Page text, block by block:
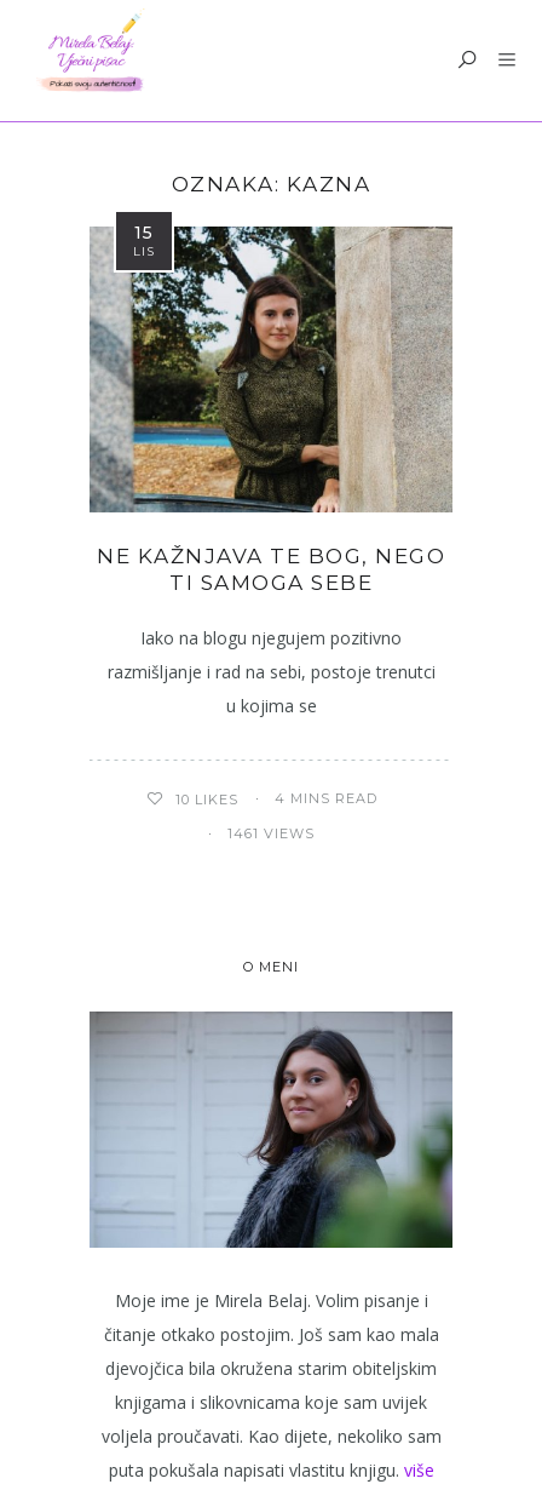
OZNAKA: KAZNA
15
LIS
NE KAŽNJAVA TE BOG, NEGO
TI SAMOGA SEBE
Iako na blogu njegujem pozitivno
razmišljanje i rad na sebi, postoje trenutci
u kojima se
10 LIKES 4 MINS READ
1461 VIEWS
O MENI
Moje ime je Mirela Belaj. Volim pisanje i
čitanje otkako postojim. Još sam kao mala
djevojčica bila okružena starim obiteljskim
knjigama i slikovnicama koje sam uvijek
voljela proučavati. Kao dijete, nekoliko sam
puta pokušala napisati vlastitu knjigu. više